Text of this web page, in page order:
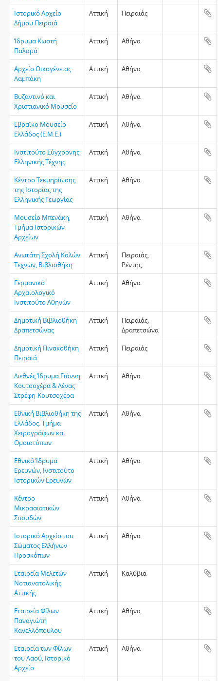
Ιστορικό Αρχείο
Δήμου Πειραιά
Αττική Πειραιάς
Ίδρυμα Κωστή
Παλαμά
Αττική Αθήνα
Αρχείο Οικογένειας
Λαμπάκη
Αττική Αθήνα
Βυζαντινό και
Χριστιανικό Μουσείο
Αττική Αθήνα
Εβραϊκο Μουσείο
Ελλάδος (Ε.Μ.Ε.)
Αττική Αθήνα
Ινστιτούτο Σύγχρονης
Ελληνικής Τέχνης
Αττική Αθήνα
Κέντρο Τεκμηρίωσης
της Ιστορίας της
Ελληνικής Γεωργίας
Αττική Αθήνα
Μουσείο Μπενάκη,
Τμήμα Ιστορικών
Αρχείων
Αττική Αθήνα
Ανωτάτη Σχολή Καλών
Τεχνών, Βιβλιοθήκη
Αττική
Πειραιάς,
Ρέντης
Γερμανικό
Αρχαιολογικό
Ινστιτούτο Αθηνών
Αττική Αθήνα
Δημοτική Βιβλιοθήκη
Δραπετσώνας
Αττική
Πειραιάς,
Δραπετσώνα
Δημοτική Πινακοθήκη
Πειραιά
Αττική Πειραιάς
Διεθνές Ίδρυμα Γιάννη
Κουτσοχέρα & Λένας
Στρέφη-Κουτσοχέρα
Αττική Αθήνα
Εθνική Βιβλιοθήκη της
Ελλάδος. Τμήμα
Χειρογράφων και
Ομοιοτύπων
Αττική Αθήνα
Εθνικό Ίδρυμα
Ερευνών, Ινστιτούτο
Ιστορικών Ερευνών
Αττική Αθήνα
Κέντρο
Μικρασιατικών
Σπουδών
Αττική Αθήνα
Ιστορικό Αρχείο του
Σώματος Ελλήνων
Προσκόπων
Αττική Αθήνα
Εταιρεία Μελετών
Νοτιανατολικής
Αττικής
Αττική Καλύβια
Εταιρεία Φίλων
Παναγιώτη
Κανελλόπουλου
Αττική Αθήνα
Εταιρεία των Φίλων
του Λαού, Ιστορικό
Αρχείο
Αττική Αθήνα